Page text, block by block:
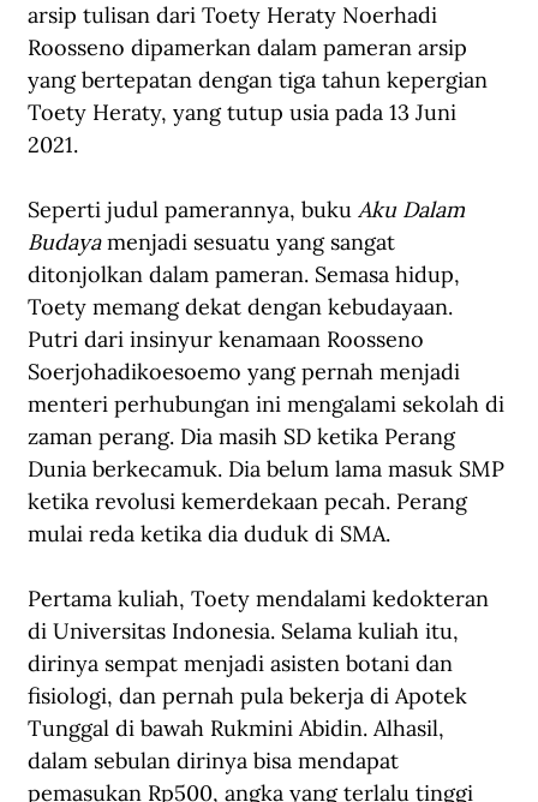
arsip tulisan dari Toety Heraty Noerhadi
Roosseno dipamerkan dalam pameran arsip
yang bertepatan dengan tiga tahun kepergian
Toety Heraty, yang tutup usia pada 13 Juni
2021.
Seperti judul pamerannya, buku Aku Dalam
Budaya menjadi sesuatu yang sangat
ditonjolkan dalam pameran. Semasa hidup,
Toety memang dekat dengan kebudayaan.
Putri dari insinyur kenamaan Roosseno
Soerjohadikoesoemo yang pernah menjadi
menteri perhubungan ini mengalami sekolah di
zaman perang. Dia masih SD ketika Perang
Dunia berkecamuk. Dia belum lama masuk SMP
ketika revolusi kemerdekaan pecah. Perang
mulai reda ketika dia duduk di SMA.
Pertama kuliah, Toety mendalami kedokteran
di Universitas Indonesia. Selama kuliah itu,
dirinya sempat menjadi asisten botani dan
fisiologi, dan pernah pula bekerja di Apotek
Tunggal di bawah Rukmini Abidin. Alhasil,
dalam sebulan dirinya bisa mendapat
pemasukan Rp500, angka yang terlalu tinggi